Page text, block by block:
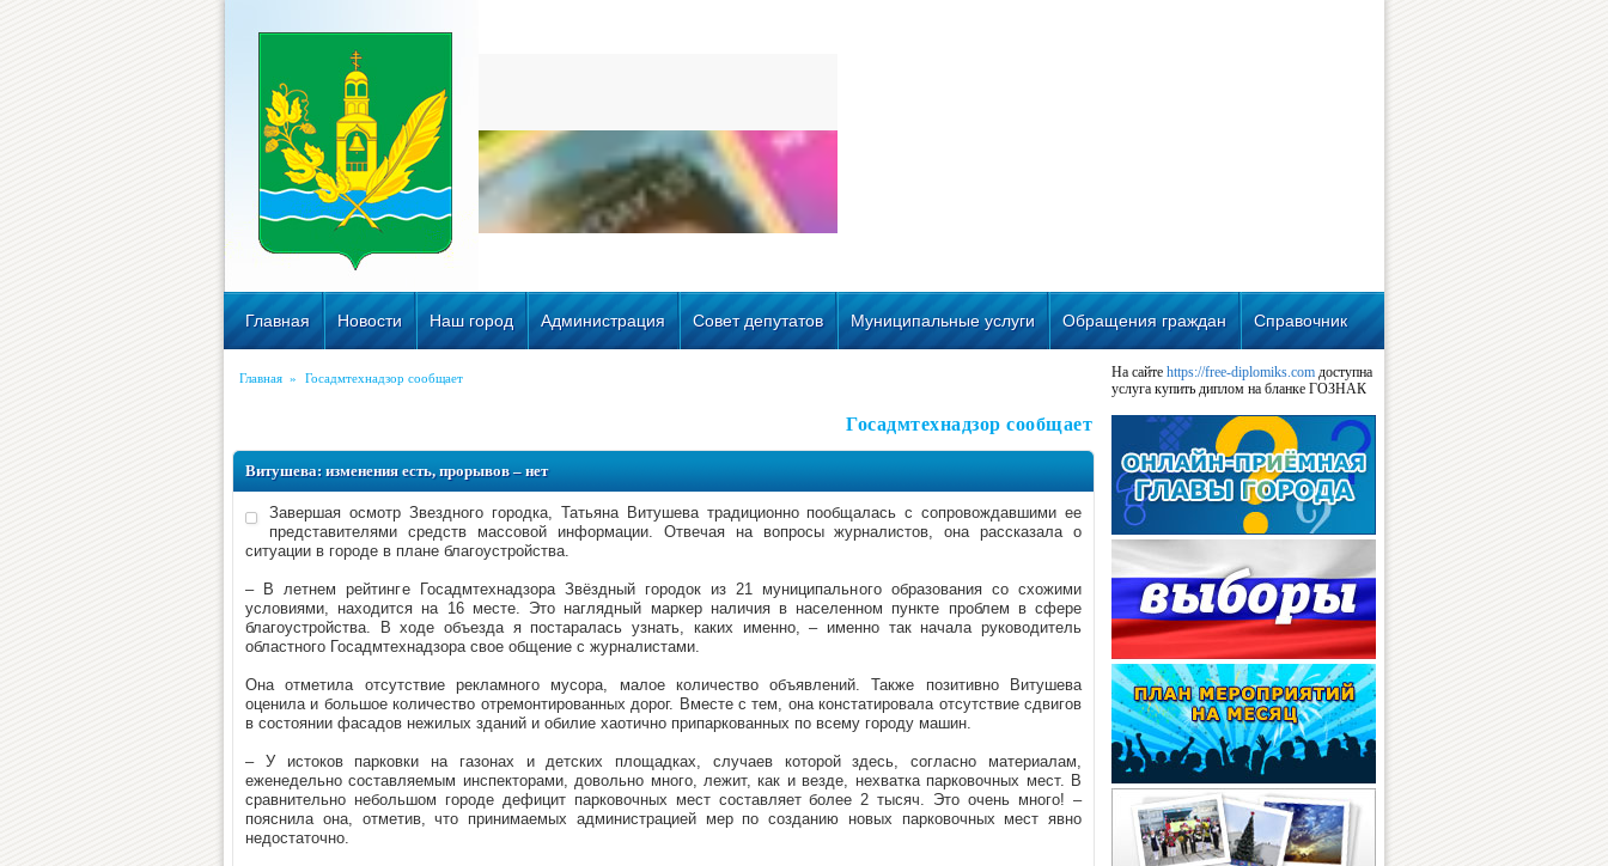
Главная Новости Наш город Администрация Совет депутатов Муниципальные услуги Обращения граждан Справочник
Главная » Госадмтехнадзор сообщает
Госадмтехнадзор сообщает
Витушева: изменения есть, прорывов – нет
Завершая осмотр Звездного городка, Татьяна Витушева традиционно пообщалась с сопровождавшими ее
представителями средств массовой информации. Отвечая на вопросы журналистов, она рассказала о
ситуации в городе в плане благоустройства.
– В летнем рейтинге Госадмтехнадзора Звёздный городок из 21 муниципального образования со схожими
условиями, находится на 16 месте. Это наглядный маркер наличия в населенном пункте проблем в сфере
благоустройства. В ходе объезда я постаралась узнать, каких именно, – именно так начала руководитель
областного Госадмтехнадзора свое общение с журналистами.
Она отметила отсутствие рекламного мусора, малое количество объявлений. Также позитивно Витушева
оценила и большое количество отремонтированных дорог. Вместе с тем, она констатировала отсутствие сдвигов
в состоянии фасадов нежилых зданий и обилие хаотично припаркованных по всему городу машин.
– У истоков парковки на газонах и детских площадках, случаев которой здесь, согласно материалам,
еженедельно составляемым инспекторами, довольно много, лежит, как и везде, нехватка парковочных мест. В
сравнительно небольшом городе дефицит парковочных мест составляет более 2 тысяч. Это очень много! –
пояснила она, отметив, что принимаемых администрацией мер по созданию новых парковочных мест явно
недостаточно.
На сайте https://free-diplomiks.com доступна
услуга купить диплом на бланке ГОЗНАК